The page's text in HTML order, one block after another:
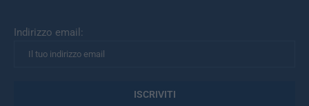
Indirizzo email: